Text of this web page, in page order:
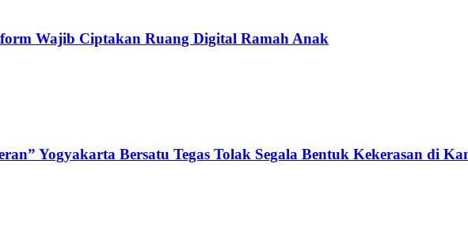
Wajib Ciptakan Ruang Digital Ramah Anak
Yogyakarta Bersatu Tegas Tolak Segala Bentuk Kekerasan di